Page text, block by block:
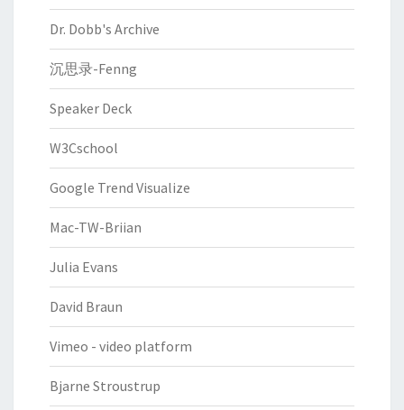
Dr. Dobb's Archive
沉思录-Fenng
Speaker Deck
W3Cschool
Google Trend Visualize
Mac-TW-Briian
Julia Evans
David Braun
Vimeo - video platform
Bjarne Stroustrup